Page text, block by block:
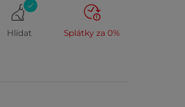
Hlídat Splátky za 0%